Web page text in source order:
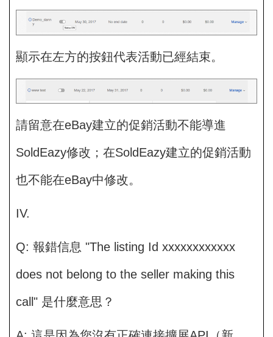
顯示在左方的按鈕代表活動已經結束。
請留意在eBay建立的促銷活動不能導進
SoldEazy修改；在SoldEazy建立的促銷活動
也不能在eBay中修改。
IV.
Q: 報錯信息 "The listing Id xxxxxxxxxxxx
does not belong to the seller making this
call" 是什麼意思？